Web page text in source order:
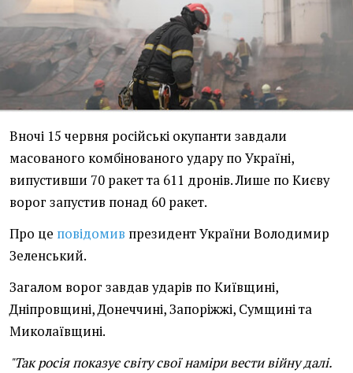
Вночі 15 червня російські окупанти завдали
масованого комбінованого удару по Україні,
випустивши 70 ракет та 611 дронів. Лише по Києву
ворог запустив понад 60 ракет.
Про це повідомив президент України Володимир
Зеленський.
Загалом ворог завдав ударів по Київщині,
Дніпровщині, Донеччині, Запоріжжі, Сумщині та
Миколаївщині.
"Так росія показує світу свої наміри вести війну далі.